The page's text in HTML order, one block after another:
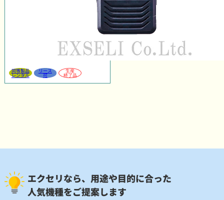
同等製品
レンタル
リース
可
生産
終了品
エクセリなら、用途や目的に合った
人気機種をご提案します